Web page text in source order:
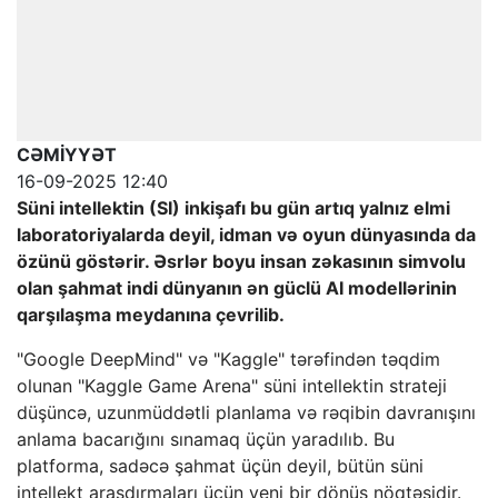
CƏMİYYƏT
16-09-2025 12:40
Süni intellektin (SI) inkişafı bu gün artıq yalnız elmi
laboratoriyalarda deyil, idman və oyun dünyasında da
özünü göstərir. Əsrlər boyu insan zəkasının simvolu
olan şahmat indi dünyanın ən güclü AI modellərinin
qarşılaşma meydanına çevrilib.
"Google DeepMind" və "Kaggle" tərəfindən təqdim
olunan "Kaggle Game Arena" süni intellektin strateji
düşüncə, uzunmüddətli planlama və rəqibin davranışını
anlama bacarığını sınamaq üçün yaradılıb. Bu
platforma, sadəcə şahmat üçün deyil, bütün süni
intellekt araşdırmaları üçün yeni bir dönüş nöqtəsidir.